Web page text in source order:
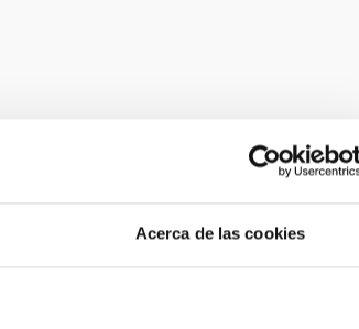
Acerca de las cookies